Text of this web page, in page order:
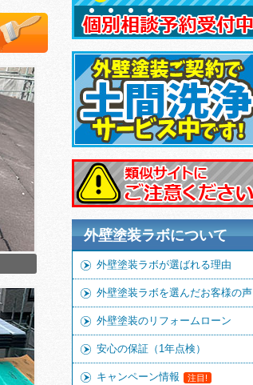
外壁塗装ラボについて
外壁塗装ラボが選ばれる理由
外壁塗装ラボを選んだお客様の声
外壁塗装のリフォームローン
安心の保証（1年点検）
キャンペーン情報 注目!